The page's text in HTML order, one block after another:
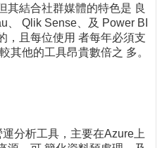
其結合社群媒體的特色是 良
、 Qlik Sense、及 Power BI
，且每位使用 者每年必須支
其他的工具昂貴數倍之 多。
分析工具，主要在Azure上